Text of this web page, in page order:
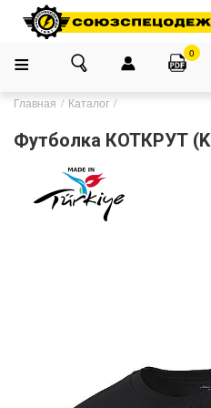
0
Главная Каталог
Футболка КОТКРУТ